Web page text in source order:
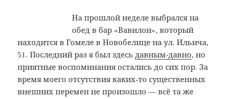
На прошлой неделе выбрался на
обед в бар «Вавилон», который
находится в Гомеле в Новобелице на ул. Ильича,
51. Последний раз я был здесь давным-давно, но
приятные воспоминания остались до сих пор. За
время моего отсутствия каких-то существенных
внешних перемен не произошло — всё та же